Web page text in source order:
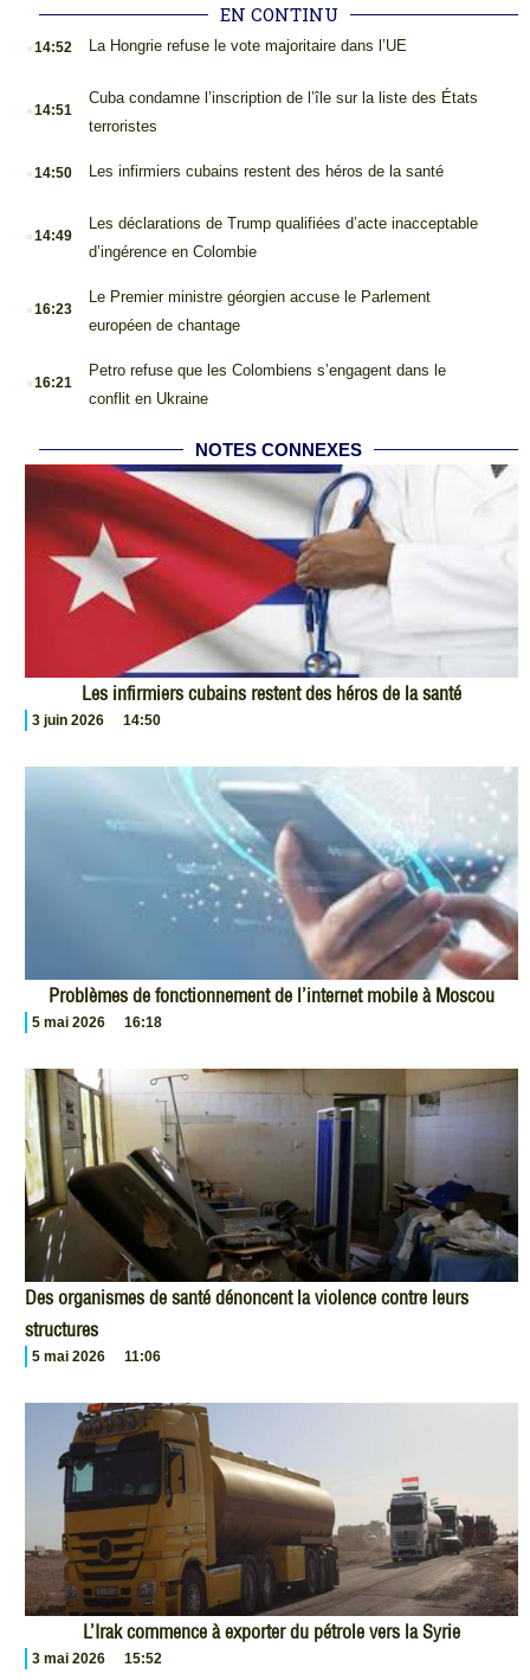
EN CONTINU
.14:52 La Hongrie refuse le vote majoritaire dans l’UE
.14:51
Cuba condamne l’inscription de l’île sur la liste des États
terroristes
.14:50 Les infirmiers cubains restent des héros de la santé
.14:49
Les déclarations de Trump qualifiées d’acte inacceptable
d’ingérence en Colombie
.16:23
Le Premier ministre géorgien accuse le Parlement
européen de chantage
.16:21
Petro refuse que les Colombiens s’engagent dans le
conflit en Ukraine
NOTES CONNEXES
Les infirmiers cubains restent des héros de la santé
3 juin 2026 14:50
Problèmes de fonctionnement de l’internet mobile à Moscou
5 mai 2026 16:18
Des organismes de santé dénoncent la violence contre leurs
structures
5 mai 2026 11:06
L’Irak commence à exporter du pétrole vers la Syrie
3 mai 2026 15:52